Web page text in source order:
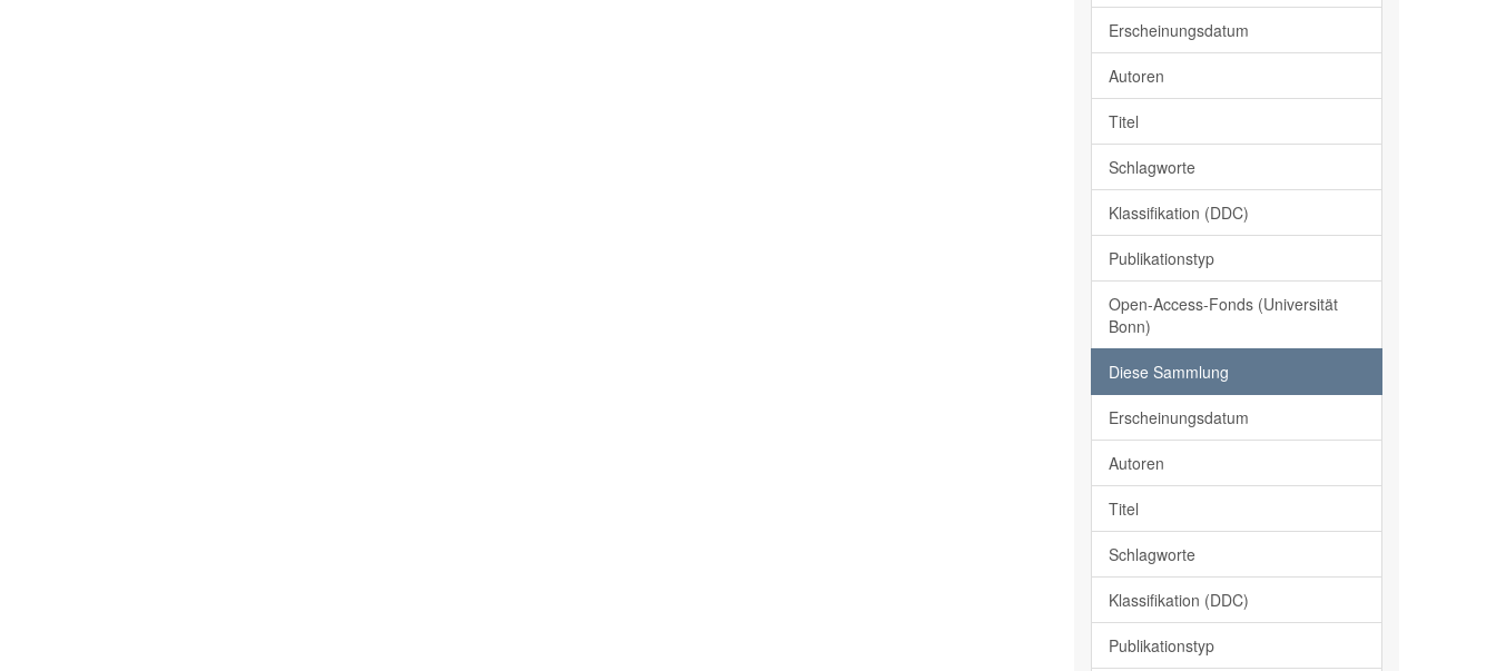
Erscheinungsdatum
Autoren
Titel
Schlagworte
Klassifikation (DDC)
Publikationstyp
Open-Access-Fonds (Universität
Bonn)
Diese Sammlung
Erscheinungsdatum
Autoren
Titel
Schlagworte
Klassifikation (DDC)
Publikationstyp